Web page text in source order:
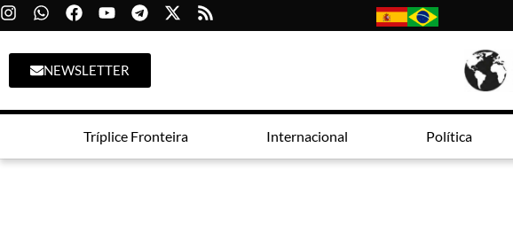
NEWSLETTER
Tríplice Fronteira Internacional Política